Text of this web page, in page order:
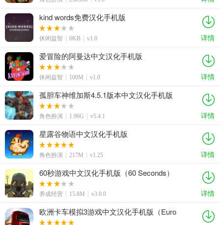
kind words免费汉化手机版
休闲益智 0KB v1.0 详情
爱冒险的阿曼达中文汉化手机版
休闲益智 100M v1.0 详情
孤胆车神维加斯4.5.1版本中文汉化手机版
角色扮演 1.96G v5.4.1 详情
星露谷物语中文汉化手机版
角色扮演 217M v1.25 详情
60秒游戏中文汉化手机版（60 Seconds）
养成经营 15.8M v3.0.0 详情
欧洲卡车模拟3游戏中文汉化手机版（Euro
Truck Simulator 3）